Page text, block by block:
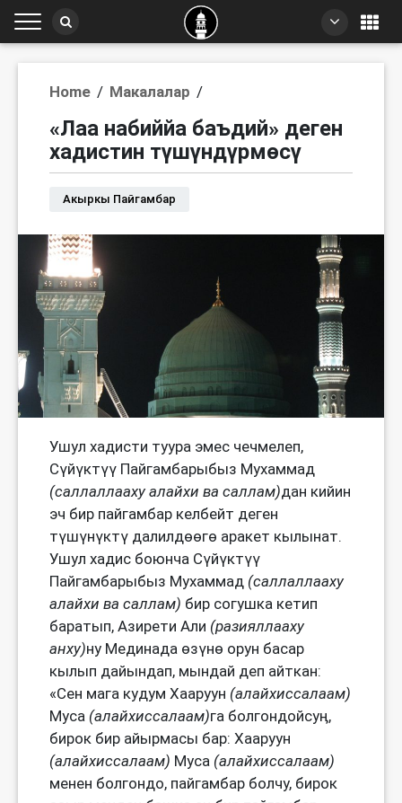
Home / Макалалар /
«Лаа набиййа баъдий» деген
хадистин түшүндүрмөсү
Акыркы Пайгамбар
Ушул хадисти туура эмес чечмелеп,
Сүйүктүү Пайгамбарыбыз Мухаммад
(саллаллааху алайхи ва саллам)дан кийин
эч бир пайгамбар келбейт деген
түшүнүктү далилдөөгө аракет кылынат.
Ушул хадис боюнча Сүйүктүү
Пайгамбарыбыз Мухаммад (саллаллааху
алайхи ва саллам) бир согушка кетип
баратып, Азирети Али (разияллааху
анху)ну Мединада өзүнө орун басар
кылып дайындап, мындай деп айткан:
«Сен мага кудум Хааруун (алайхиссалаам)
Муса (алайхиссалаам)га болгондойсуӊ,
бирок бир айырмасы бар: Хааруун
(алайхиссалаам) Муса (алайхиссалаам)
менен болгондо, пайгамбар болчу, бирок